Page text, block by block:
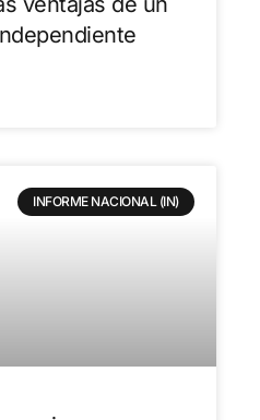
INFORME NACIONAL (IN)